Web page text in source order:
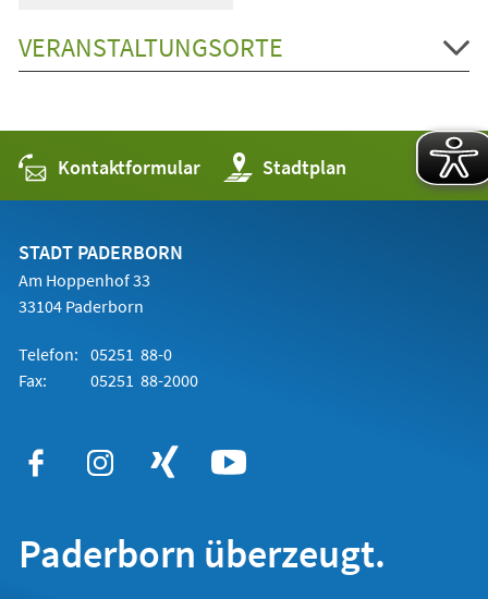
VERANSTALTUNGSORTE
Kontaktformular Stadtplan
(Öffnet
in
einem
STADT PADERBORN
Am Hoppenhof 33
33104 Paderborn
Telefon: 05251 88-0
Fax:
05251 88-2000
Paderborn überzeugt.